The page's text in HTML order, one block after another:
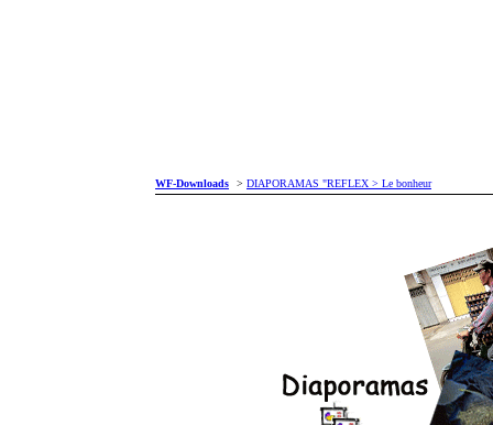
WF-Downloads > DIAPORAMAS "REFLEX > Le bonheur